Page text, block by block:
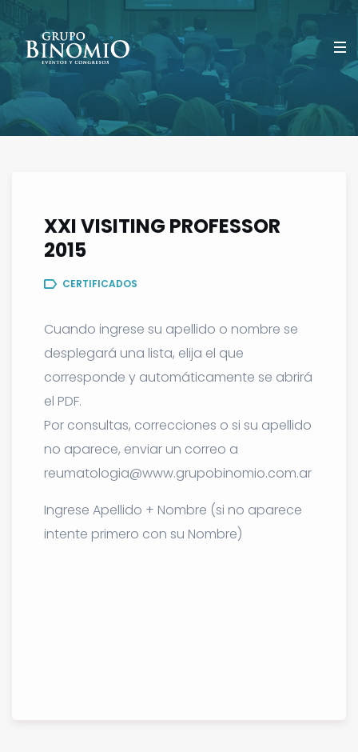
XXI VISITING PROFESSOR
2015
CERTIFICADOS
Cuando ingrese su apellido o nombre se
desplegará una lista, elija el que
corresponde y automáticamente se abrirá
el PDF.
Por consultas, correcciones o si su apellido
no aparece, enviar un correo a
reumatologia@www.grupobinomio.com.ar
Ingrese Apellido + Nombre (si no aparece
intente primero con su Nombre)